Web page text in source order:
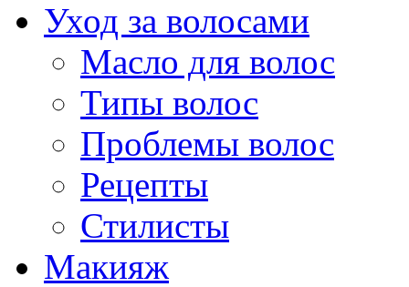
Уход за волосами
Масло для волос
Типы волос
Проблемы волос
Рецепты
Стилисты
Макияж